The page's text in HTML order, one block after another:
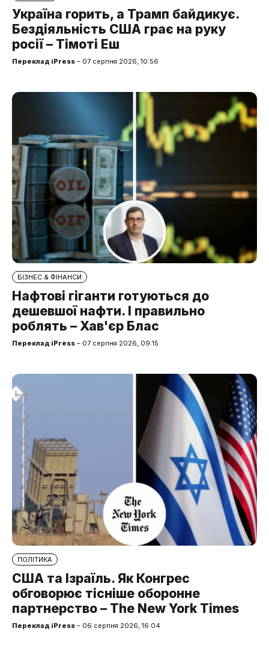
Україна горить, а Трамп байдикує.
Бездіяльність США грає на руку
росії – Тімоті Еш
Переклад iPress – 07 серпня 2026, 10:56
БІЗНЕС & ФІНАНСИ
Нафтові гіганти готуються до
дешевшої нафти. І правильно
роблять – Хав'єр Блас
Переклад iPress – 07 серпня 2026, 09:15
ПОЛІТИКА
США та Ізраїль. Як Конгрес
обговорює тісніше оборонне
партнерство – The New York Times
Переклад iPress – 06 серпня 2026, 16:04